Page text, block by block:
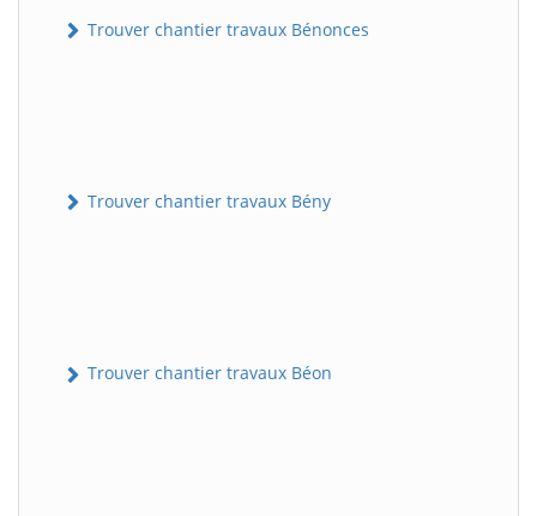
Trouver chantier travaux Bénonces
Trouver chantier travaux Bény
Trouver chantier travaux Béon